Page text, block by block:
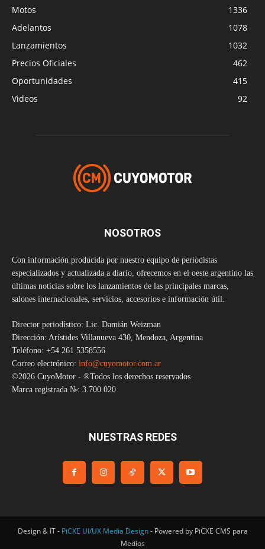
Motos
1336
Adelantos
1078
Lanzamientos
1032
Precios Oficiales
462
Oportunidades
415
Videos
92
NOSOTROS
Con información producida por nuestro equipo de periodistas
especializados y actualizada a diario, ofrecemos en el oeste argentino las
últimas noticias sobre los lanzamientos de las principales marcas,
salones internacionales, servicios, accesorios e información útil.
Director periodístico: Lic. Damián Weizman
Dirección: Arístides Villanueva 430, Mendoza, Argentina
Teléfono: +54 261 5358556
Correo electrónico: info@cuyomotor.com.ar
©2026 CuyoMotor - ®Todos los derechos reservados
Marca registrada №: 3.700.020
NUESTRAS REDES
Design & IT - PiCXE UI/UX Media Design- Powered by PiCXE CMS para
Medios